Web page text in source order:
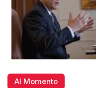
Al Momento